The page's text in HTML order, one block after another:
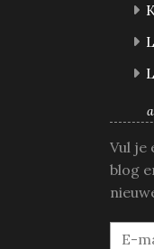
Vul je
blog
E-